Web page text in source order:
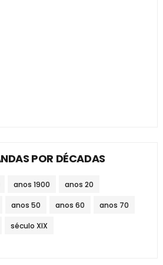
POR DÉCADAS
anos 1900 anos 20
anos 50 anos 60 anos 70
século XIX